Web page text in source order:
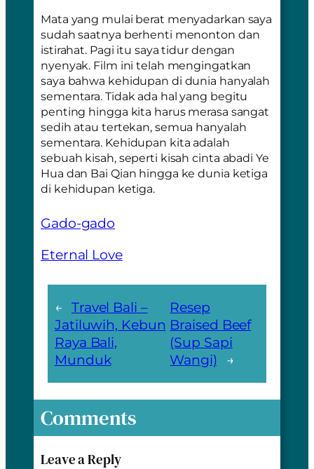
Mata yang mulai berat menyadarkan saya
sudah saatnya berhenti menonton dan
istirahat. Pagi itu saya tidur dengan
nyenyak. Film ini telah mengingatkan
saya bahwa kehidupan di dunia hanyalah
sementara. Tidak ada hal yang begitu
penting hingga kita harus merasa sangat
sedih atau tertekan, semua hanyalah
sementara. Kehidupan kita adalah
sebuah kisah, seperti kisah cinta abadi Ye
Hua dan Bai Qian hingga ke dunia ketiga
di kehidupan ketiga.
Gado-gado
Eternal Love
←
Travel Bali –
Jatiluwih, Kebun
Raya Bali,
Munduk
Resep
Braised Beef
(Sup Sapi
Wangi)
→
Comments
Leave a Reply